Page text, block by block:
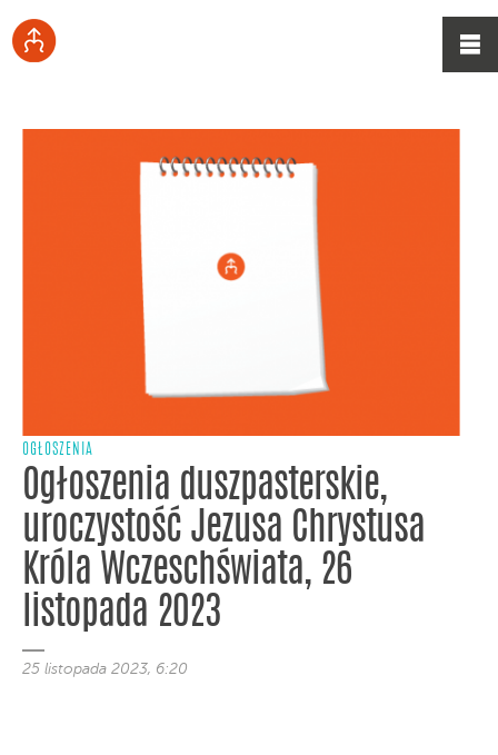
OGŁOSZENIA
Ogłoszenia duszpasterskie,
uroczystość Jezusa Chrystusa
Króla Wczeschświata, 26
listopada 2023
25 listopada 2023, 6:20